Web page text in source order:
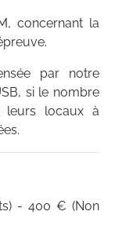
concernant la
par notre
si le nombre
leurs locaux à
- 400 € (Non